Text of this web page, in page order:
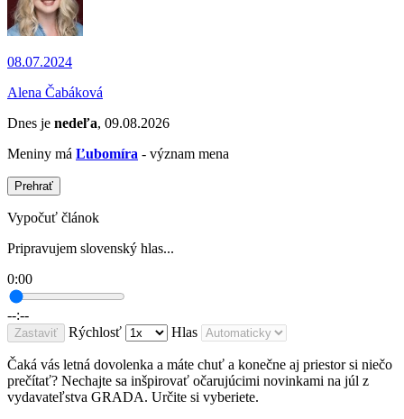
08.07.2024
Alena Čabáková
Dnes je nedeľa, 09.08.2026
Meniny má Ľubomíra - význam mena
Prehrať
Vypočuť článok
Pripravujem slovenský hlas...
0:00
--:--
Zastaviť Rýchlosť Hlas
Čaká vás letná dovolenka a máte chuť a konečne aj priestor si niečo
prečítať? Nechajte sa inšpirovať očarujúcimi novinkami na júl z
vydavateľstva GRADA. Určite si vyberiete.